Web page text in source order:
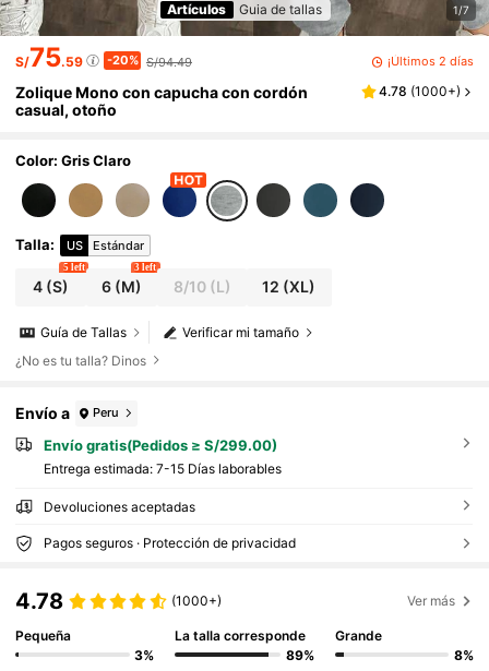
Artículos Guia de tallas 1/7
S/75.59 -20% S/94.49 ¡Últimos 2 días
Zolique Mono con capucha con cordón
casual, otoño
4.78 (1000+)
Color: Gris Claro
Talla: US Estándar
4 (S)
5 left
6 (M)
3 left
8/10(L) 12 (XL)
Verificar mi tamaño
Guía de Tallas
¿No es tu talla? Dinos
Envío a Peru
Envío gratis(Pedidos ≥ S/299.00)
Entrega estimada: 7-15 Días laborables
Devoluciones aceptadas
Pagos seguros · Protección de privacidad
4.78 (1000+) Ver más
Pequeña
3%
La talla corresponde
89%
Grande
8%